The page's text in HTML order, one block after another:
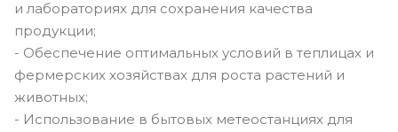
и лабораториях для сохранения качества
продукции;
- Обеспечение оптимальных условий в теплицах и
фермерских хозяйствах для роста растений и
животных;
- Использование в бытовых метеостанциях для